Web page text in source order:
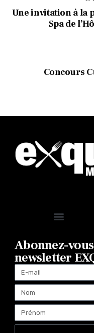
Une invitation à la
Spa de
Concours
Abonnez-
newsletter